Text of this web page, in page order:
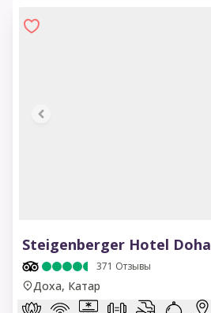
Steigenberger Hotel Doha
371 Отзывы
Доха, Катар